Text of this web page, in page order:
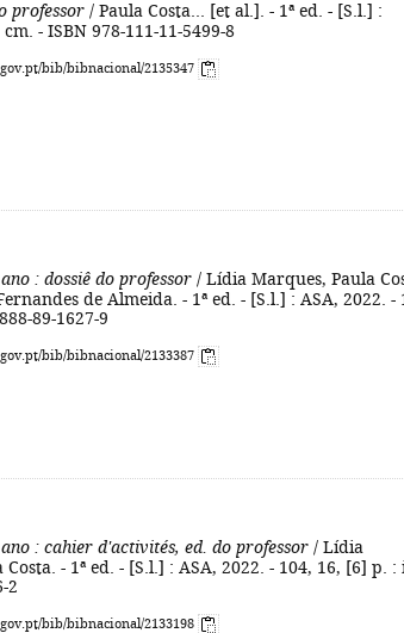
professor / Paula Costa... [et al.]. - 1ª ed. - [S.l.] :
- ISBN 978-111-11-5499-8
bib/bibnacional/2135347
: dossiê do professor / Lídia Marques, Paula
de Almeida. - 1ª ed. - [S.l.] : ASA, 2022. -
89-1627-9
bib/bibnacional/2133387
: cahier d'activités, ed. do professor / Lídia
- 1ª ed. - [S.l.] : ASA, 2022. - 104, 16, [6] p. :
2
bib/bibnacional/2133198